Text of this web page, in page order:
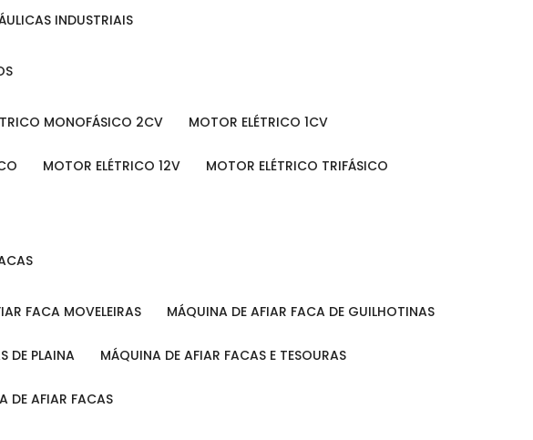
INDUSTRIAIS
MONOFÁSICO 2CV MOTOR ELÉTRICO 1CV
MOTOR ELÉTRICO 12V MOTOR ELÉTRICO TRIFÁSICO
FACA MOVELEIRAS MÁQUINA DE AFIAR FACA DE GUILHOTINAS
DE PLAINA MÁQUINA DE AFIAR FACAS E TESOURAS
DE AFIAR FACAS